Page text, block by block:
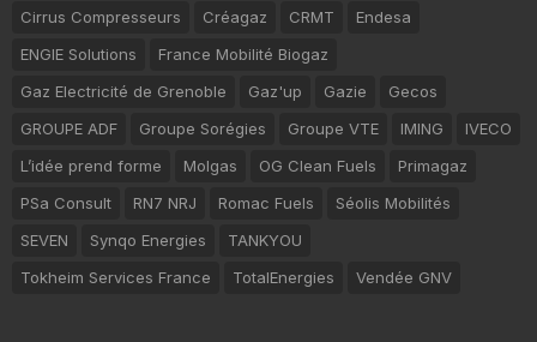
Cirrus Compresseurs
Créagaz CRMT
Endesa
ENGIE Solutions
France Mobilité Biogaz
Gaz Electricité de Grenoble
Gaz'up Gazie
Gecos
GROUPE ADF
Groupe Sorégies Groupe VTE IMING
IVECO
L’idée prend forme
Molgas OG Clean Fuels
Primagaz
PSa Consult
RN7 NRJ Romac Fuels
Séolis Mobilités
SEVEN
Synqo Energies
TANKYOU
Tokheim Services France
TotalEnergies Vendée GNV